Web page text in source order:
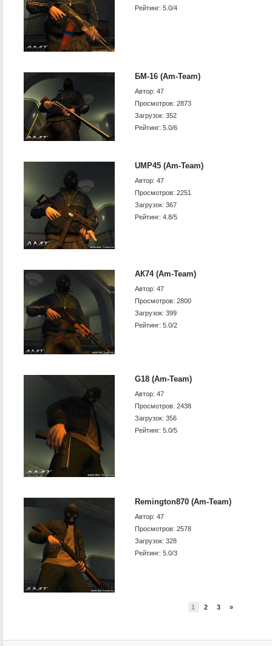
Рейтинг: 5.0/4
БМ-16 (Am-Team)
Автор: 47
Просмотров: 2873
Загрузок: 352
Рейтинг: 5.0/6
UMP45 (Am-Team)
Автор: 47
Просмотров: 2251
Загрузок: 367
Рейтинг: 4.8/5
АК74 (Am-Team)
Автор: 47
Просмотров: 2800
Загрузок: 399
Рейтинг: 5.0/2
G18 (Am-Team)
Автор: 47
Просмотров: 2438
Загрузок: 356
Рейтинг: 5.0/5
Remington870 (Am-Team)
Автор: 47
Просмотров: 2578
Загрузок: 328
Рейтинг: 5.0/3
1 2 3 »